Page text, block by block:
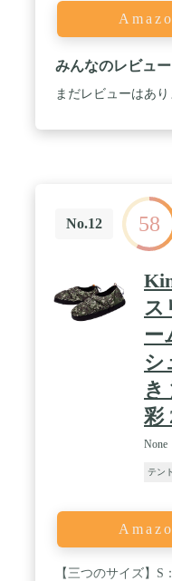
みんなのレビュー
まだレビューはあ
No.12 58
ス
ー
シ
き
彩
None
テン
【三つのサイズ】